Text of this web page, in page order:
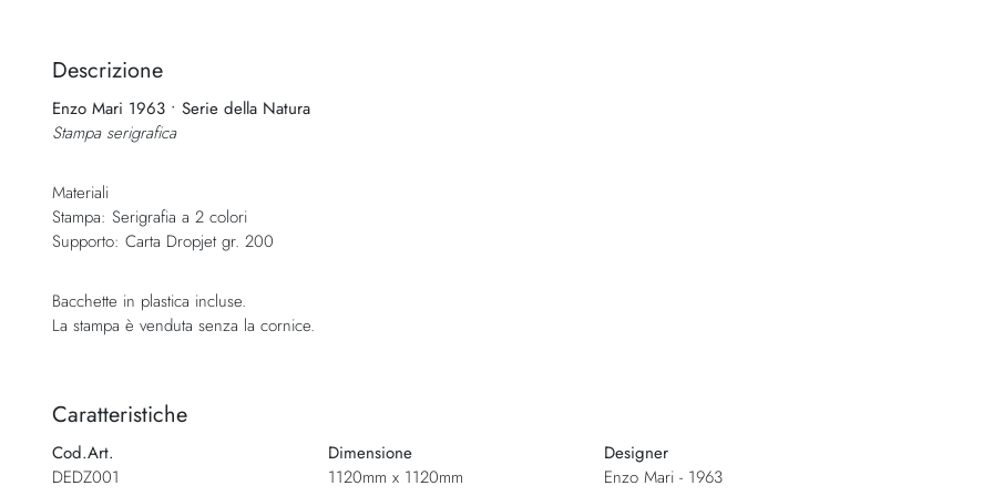
della
di
immagini
Descrizione
Enzo Mari 1963 • Serie della Natura
Stampa serigrafica
Materiali
Stampa: Serigrafia a 2 colori
Supporto: Carta Dropjet gr. 200
Bacchette in plastica incluse.
La stampa è venduta senza la cornice.
Caratteristiche
Cod.Art.
DEDZ001
Dimensione
1120mm x 1120mm
Designer
Enzo Mari - 1963